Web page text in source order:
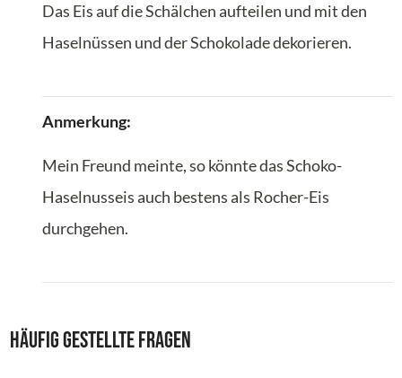
Das Eis auf die Schälchen aufteilen und mit den
Haselnüssen und der Schokolade dekorieren.
Anmerkung:
Mein Freund meinte, so könnte das Schoko-
Haselnusseis auch bestens als Rocher-Eis
durchgehen.
Häufig gestellte Fragen